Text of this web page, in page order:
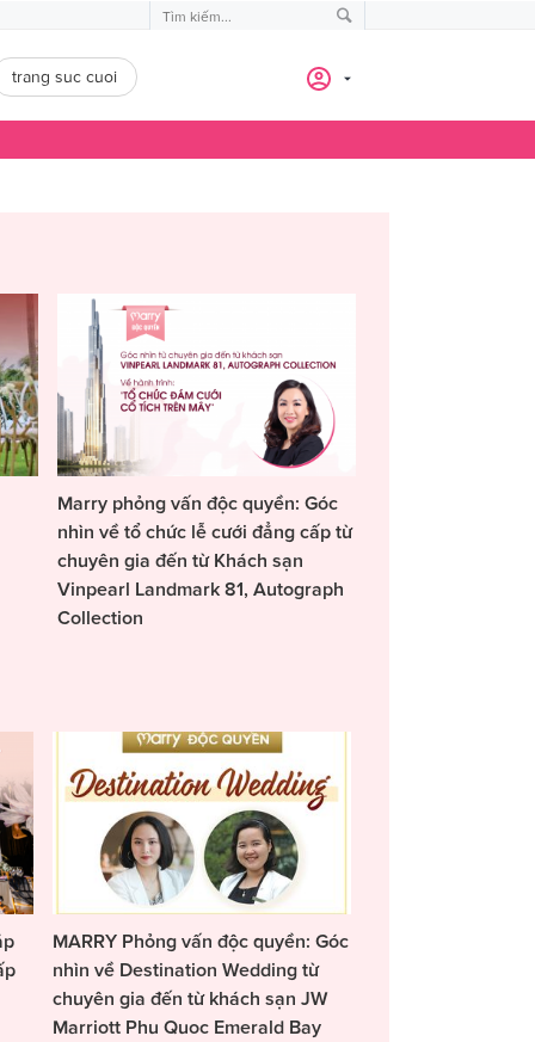
trang suc cuoi
Marry phỏng vấn độc quyền: Góc
nhìn về tổ chức lễ cưới đẳng cấp từ
chuyên gia đến từ Khách sạn
Vinpearl Landmark 81, Autograph
Collection
MARRY Phỏng vấn độc quyền: Góc
nhìn về Destination Wedding từ
chuyên gia đến từ khách sạn JW
Marriott Phu Quoc Emerald Bay